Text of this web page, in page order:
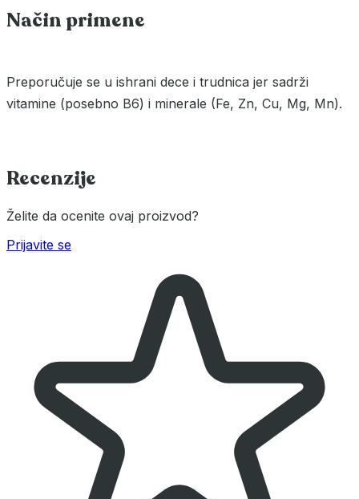
Način primene
Preporučuje se u ishrani dece i trudnica jer sadrži
vitamine (posebno B6) i minerale (Fe, Zn, Cu, Mg, Mn).
Recenzije
Želite da ocenite ovaj proizvod?
Prijavite se